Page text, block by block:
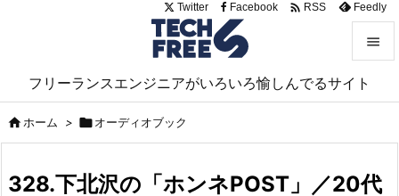
フリーランスエンジニアがいろいろ愉しんでるサイト


サイド

前へ
Twitter Facebook  RSS Feedly
ホーム > オーディオブック
328.下北沢の「ホンネPOST」／20代